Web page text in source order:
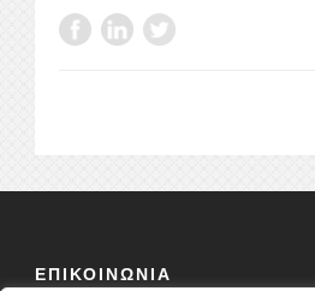
ΕΠΙΚΟΙΝΩΝΙΑ